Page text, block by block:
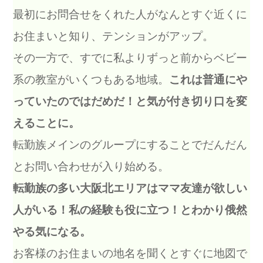
最初にお問合せをくれた人がなんとすぐ近くに
お住まいと知り、テンションがアップ。
その一方で、すでに私よりずっと前からベビー
系の教室がいくつもある地域。 これは普通にや
っていたのではだめだ！と気が付き切り口を変
えることに。
転勤族メインのグループにすることでだんだん
とお問い合わせが入り始める。
転勤族の多い大阪北エリアはママ友達が欲しい
人がいる！私の経験も役に立つ！とわかり俄然
やる気になる。
お客様のお住まいの地名を聞くとすぐに地図で